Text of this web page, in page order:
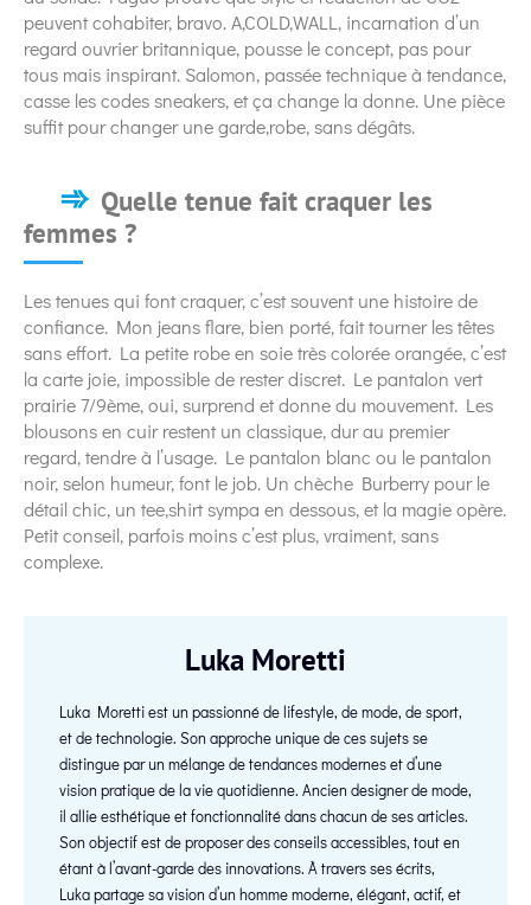
peuvent cohabiter, bravo. A,COLD,WALL, incarnation d’un
regard ouvrier britannique, pousse le concept, pas pour
tous mais inspirant. Salomon, passée technique à tendance,
casse les codes sneakers, et ça change la donne. Une pièce
suffit pour changer une garde,robe, sans dégâts.
Quelle tenue fait craquer les
femmes ?
Les tenues qui font craquer, c’est souvent une histoire de
confiance. Mon jeans flare, bien porté, fait tourner les têtes
sans effort. La petite robe en soie très colorée orangée, c’est
la carte joie, impossible de rester discret. Le pantalon vert
prairie 7/9ème, oui, surprend et donne du mouvement. Les
blousons en cuir restent un classique, dur au premier
regard, tendre à l’usage. Le pantalon blanc ou le pantalon
noir, selon humeur, font le job. Un chèche Burberry pour le
détail chic, un tee,shirt sympa en dessous, et la magie opère.
Petit conseil, parfois moins c’est plus, vraiment, sans
complexe.
Luka Moretti
Luka Moretti est un passionné de lifestyle, de mode, de sport,
et de technologie. Son approche unique de ces sujets se
distingue par un mélange de tendances modernes et d’une
vision pratique de la vie quotidienne. Ancien designer de mode,
il allie esthétique et fonctionnalité dans chacun de ses articles.
Son objectif est de proposer des conseils accessibles, tout en
étant à l’avant-garde des innovations. À travers ses écrits,
Luka partage sa vision d’un homme moderne, élégant, actif, et